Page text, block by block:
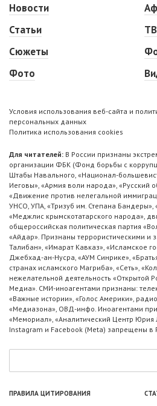
Новости
Статьи
Сюжеты
Фото
Условия использования веб-сайта и
персональных данных
Политика использования cookies
Для читателей: В России признаны
организации ФБК (Фонд борьбы с
Штабы Навального, «Национал-
Иеговы», «Армия воли народа», «Русский
«Движение против нелегальной
УНСО, УПА, «Тризуб им. Степана Бандеры»,
«Меджлис крымскотатарского народа»,
общероссийская политическая партия
«Айдар». Признаны террористическими
Талибан», «Имарат Кавказ», «Исламское
Джебхад-ан-Нусра, «АУМ Синрике»,
странах исламского Магриба», «Сеть»,
нежелательной деятельность «Открытой
Медиа». СМИ-иноагентами признаны:
«Важные истории», «Голос Америки»,
«Медиазона», ОВД-инфо. Иноагентами
«Мемориал», «Аналитический Центр Юрия
Instagram и Facebook (Metа) запрещены в
ПРАВИЛА ЦИТИРОВАНИЯ